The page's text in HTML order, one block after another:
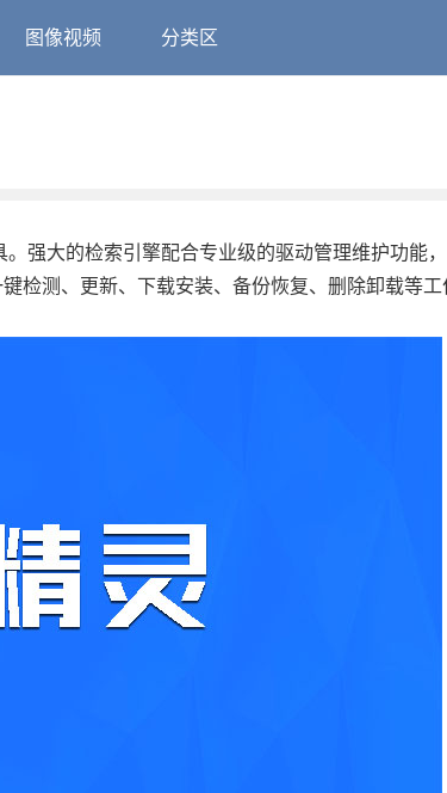
图像视频 分类区
强大的检索引擎配合专业级的驱动管理维护功能
检测、更新、下载安装、备份恢复、删除卸载等